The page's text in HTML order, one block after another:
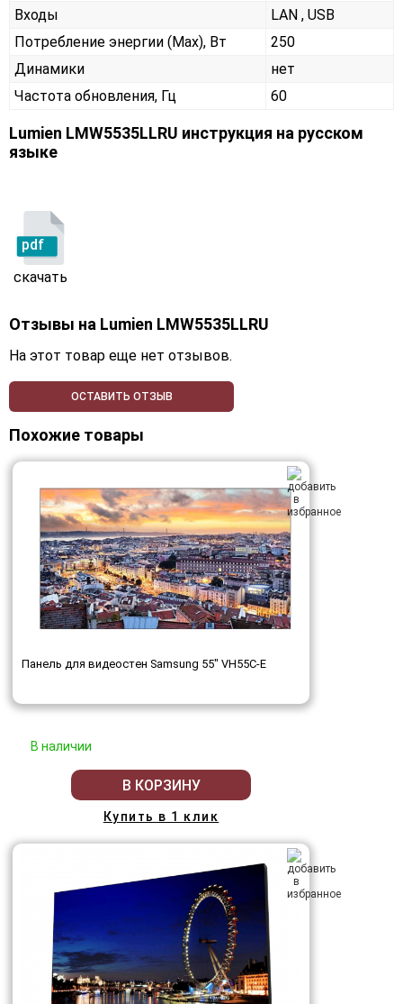
Входы
LAN , USB
Потребление энергии (Max), Вт
250
Динамики
нет
Частота обновления, Гц
60
Lumien LMW5535LLRU инструкция на русском
языке
pdf
скачать
Отзывы на Lumien LMW5535LLRU
На этот товар еще нет отзывов.
ОСТАВИТЬ ОТЗЫВ
Похожие товары
Панель для видеостен Samsung 55" VH55C-E
В наличии
В КОРЗИНУ
Купить в 1 клик